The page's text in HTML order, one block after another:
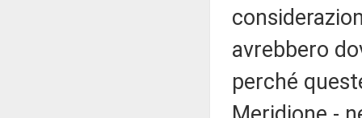
avrebbero
perché